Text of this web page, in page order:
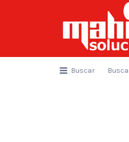
por:
Buscar